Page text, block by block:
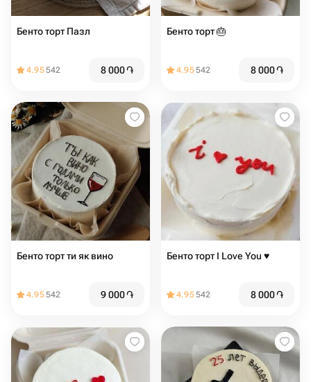
Бенто торт Пазл
4.95542 8 000֏
Бенто торт 🎂
4.95542 8 000֏
Бенто торт ти як вино
4.95542 9 000֏
Бенто торт I Love You ♥️
4.95542 8 000֏